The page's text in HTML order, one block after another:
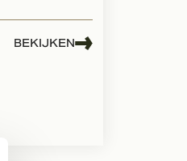
BEKIJKEN